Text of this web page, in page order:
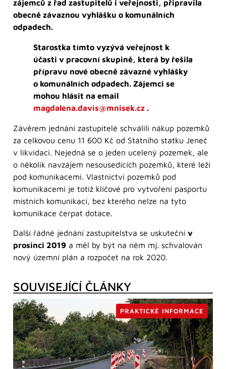
zájemců z řad zastupitelů i veřejnosti, připravila
obecně závaznou vyhlášku o komunálních
odpadech.
Starostka tímto vyzývá veřejnost k
účasti v pracovní skupině, která by řešila
přípravu nové obecně závazné vyhlášky
o komunálních odpadech. Zájemci se
mohou hlásit na email
magdalena.davis@mnisek.cz .
Závěrem jednání zastupitelé schválili nákup pozemků
za celkovou cenu 11 600 Kč od Státního statku Jeneč
v likvidaci. Nejedná se o jeden ucelený pozemek, ale
o několik navzájem nesousedících pozemků, které leží
pod komunikacemi. Vlastnictví pozemků pod
komunikacemi je totiž klíčové pro vytvoření pasportu
místních komunikací, bez kterého nelze na tyto
komunikace čerpat dotace.
Další řádné jednání zastupitelstva se uskuteční v
prosinci 2019 a měl by být na něm mj. schvalován
nový územní plán a rozpočet na rok 2020.
SOUVISEJÍCÍ ČLÁNKY
PRAKTICKÉ INFORMACE